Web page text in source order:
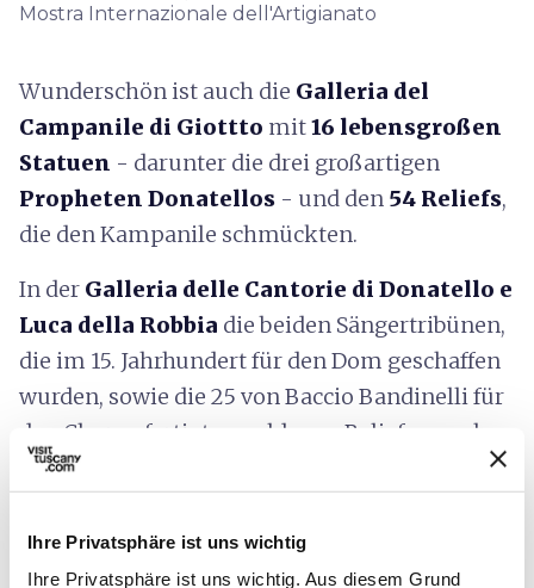
Ihre Privatsphäre ist uns wichtig
Ihre Privatsphäre ist uns wichtig. Aus diesem Grund
Mostra Internazionale dell'Artigianato
Wunderschön ist auch die Galleria del
Campanile di Giottto mit16 lebensgroßen
Statuen - darunter die drei großartigen
Propheten Donatellos - und den 54 Reliefs,
die den Kampanile schmückten.
In der Galleria delle Cantorie di Donatello e
Luca della Robbia die beiden Sängertribünen,
die im 15. Jahrhundert für den Dom geschaffen
wurden, sowie die 25 von Baccio Bandinelli für
den Chor gefertigten goldenen Reliefs zu sehen
sind.
der Kuppel) bekannt ist, ist dem Werk